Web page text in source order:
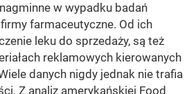
w wypadku badań
farmaceutyczne. Od ich
leku do sprzedaży, są też
reklamowych kierowanych
danych nigdy jednak nie trafia
Z analiz amerykańskiej Food